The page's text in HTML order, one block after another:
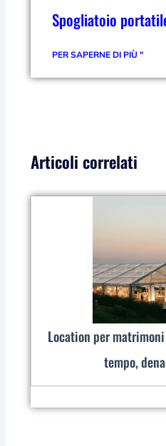
Spogliatoio
PER SAPERNE DI PIÙ "
Articoli correlati
Location per
tempo,